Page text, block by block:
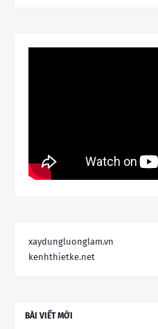
xaydungluonglam.vn
kenhthietke.net
BÀI VIẾT MỚI